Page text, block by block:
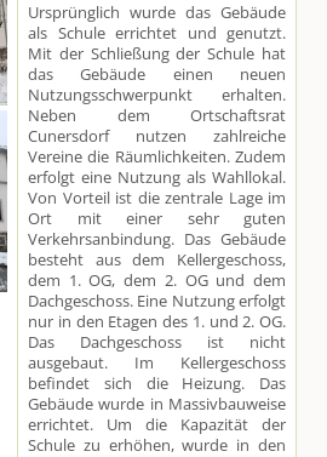
Ursprünglich wurde das Gebäude
als Schule errichtet und genutzt.
Mit der Schließung der Schule hat
das Gebäude einen neuen
Nutzungsschwerpunkt erhalten.
Neben dem Ortschaftsrat
Cunersdorf nutzen zahlreiche
Vereine die Räumlichkeiten. Zudem
erfolgt eine Nutzung als Wahllokal.
Von Vorteil ist die zentrale Lage im
Ort mit einer sehr guten
Verkehrsanbindung. Das Gebäude
besteht aus dem Kellergeschoss,
dem 1. OG, dem 2. OG und dem
Dachgeschoss. Eine Nutzung erfolgt
nur in den Etagen des 1. und 2. OG.
Das Dachgeschoss ist nicht
ausgebaut. Im Kellergeschoss
befindet sich die Heizung. Das
Gebäude wurde in Massivbauweise
errichtet. Um die Kapazität der
Schule zu erhöhen, wurde in den